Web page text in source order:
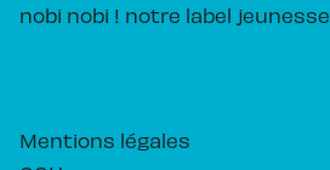
nobi nobi ! notre label jeunesse
Mentions légales